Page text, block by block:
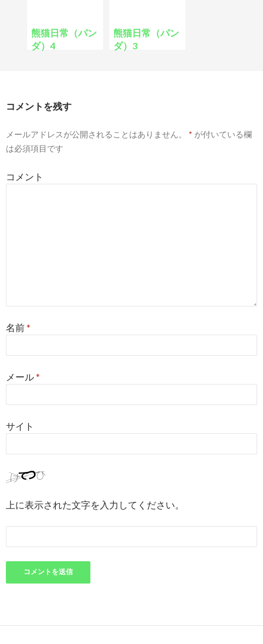
熊猫日常（パン
ダ）4
熊猫日常（パン
ダ）3
コメントを残す
メールアドレスが公開されることはありません。 * が付いている欄
は必須項目です
コメント
名前*
メール*
サイト
上に表示された文字を入力してください。